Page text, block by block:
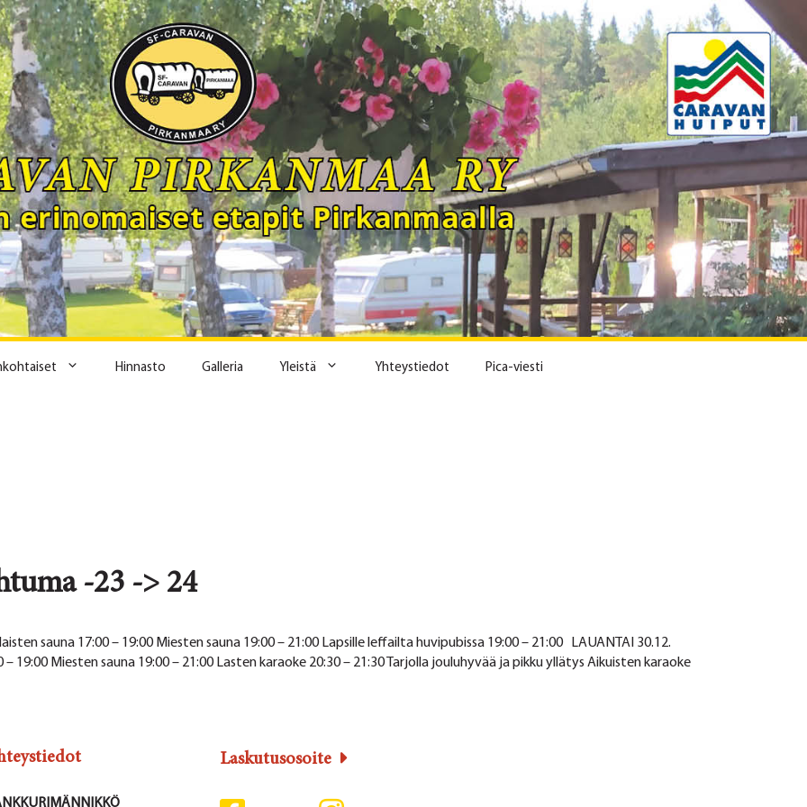
Hinnasto Galleria Yleistä Yhteystiedot Pica-viesti
-23 -> 24
sauna 17:00 – 19:00 Miesten sauna 19:00 – 21:00 Lapsille leffailta huvipubissa 19:00 – 21:00 LAUANTAI 30.12.
19:00 Miesten sauna 19:00 – 21:00 Lasten karaoke 20:30 – 21:30 Tarjolla jouluhyvää ja pikku yllätys Aikuisten karaoke
Laskutusosoite